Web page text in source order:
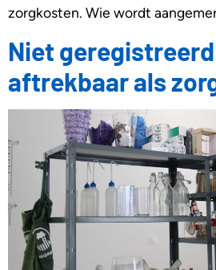
zorgkosten. Wie wordt
Niet
aftrekbaar als